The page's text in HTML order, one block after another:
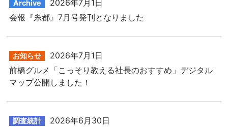
Archive
2026年7月1日
会報『糸都』7月号発刊となりました
お知らせ
2026年7月1日
前橋グルメ「こっそり教える社長のおすすめ」デジタル
マップ公開しました！
調査統計
2026年6月30日